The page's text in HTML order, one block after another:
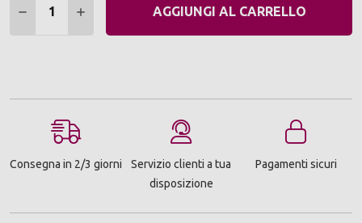
DIMINUIRE QUANTITÀ:
AUMENTARE QUANTITÀ:
AGGIUNGI AL CARRELLO
Consegna in 2/3 giorni
Servizio clienti a tua
disposizione
Pagamenti sicuri